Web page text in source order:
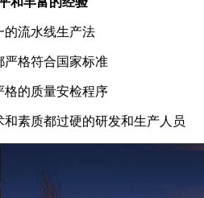
的流水线生产法
严格符合国家标准
格的质量安检程序
和素质都过硬的研发和生产人员